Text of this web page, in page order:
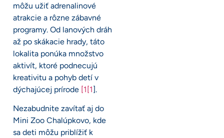
môžu užiť adrenalinové
atrakcie a rôzne zábavné
programy. Od lanových dráh
až po skákacie hrady, táto
lokalita ponúka množstvo
aktivít, ktoré podnecujú
kreativitu a pohyb detí v
dýchajúcej prírode [1[1].
Nezabudnite zavítať aj do
Mini Zoo Chalúpkovo, kde
sa deti môžu priblížiť k